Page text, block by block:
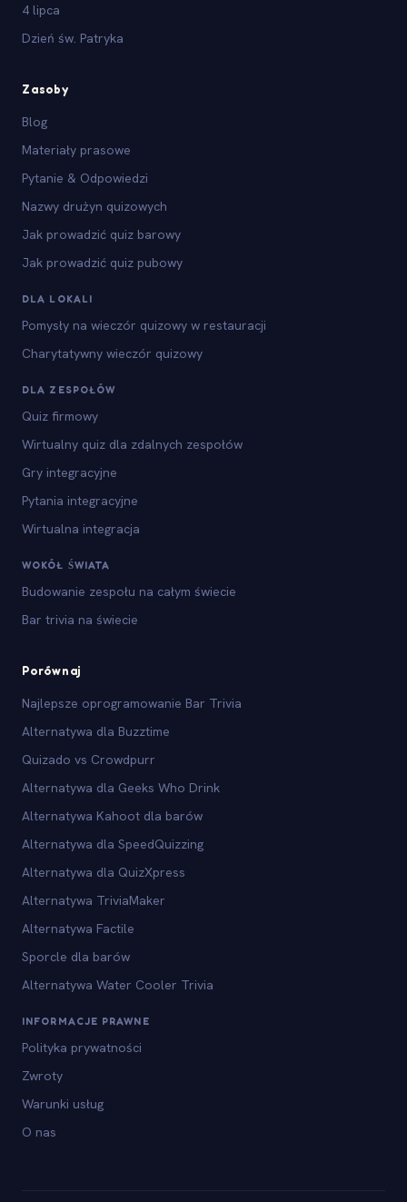
4 lipca
Dzień św. Patryka
Zasoby
Blog
Materiały prasowe
Pytanie & Odpowiedzi
Nazwy drużyn quizowych
Jak prowadzić quiz barowy
Jak prowadzić quiz pubowy
DLA LOKALI
Pomysły na wieczór quizowy w restauracji
Charytatywny wieczór quizowy
DLA ZESPOŁÓW
Quiz firmowy
Wirtualny quiz dla zdalnych zespołów
Gry integracyjne
Pytania integracyjne
Wirtualna integracja
WOKÓŁ ŚWIATA
Budowanie zespołu na całym świecie
Bar trivia na świecie
Porównaj
Najlepsze oprogramowanie Bar Trivia
Alternatywa dla Buzztime
Quizado vs Crowdpurr
Alternatywa dla Geeks Who Drink
Alternatywa Kahoot dla barów
Alternatywa dla SpeedQuizzing
Alternatywa dla QuizXpress
Alternatywa TriviaMaker
Alternatywa Factile
Sporcle dla barów
Alternatywa Water Cooler Trivia
INFORMACJE PRAWNE
Polityka prywatności
Zwroty
Warunki usług
O nas